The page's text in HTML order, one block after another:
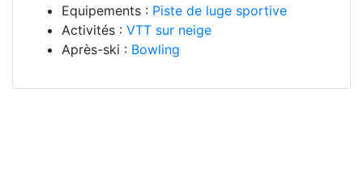
Equipements : Piste de luge sportive
Activités : VTT sur neige
Après-ski : Bowling